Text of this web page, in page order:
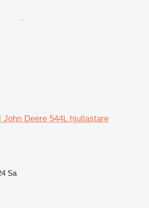
Deere 544L hjullastare
Sa